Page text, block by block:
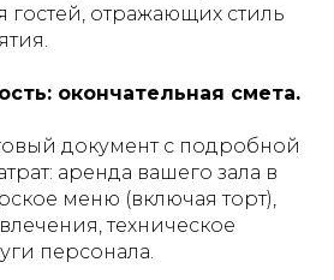
отражающих стиль
окончательная смета.
документ с подробной
аренда вашего зала в
меню (включая торт),
техническое
персонала.